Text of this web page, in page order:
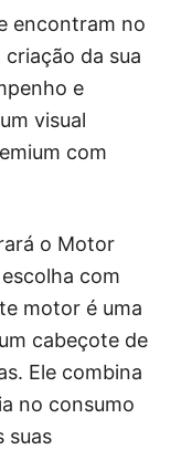
encontram no
criação da sua
e
visual
com
o Motor
com
motor é uma
cabeçote de
Ele combina
no consumo
suas